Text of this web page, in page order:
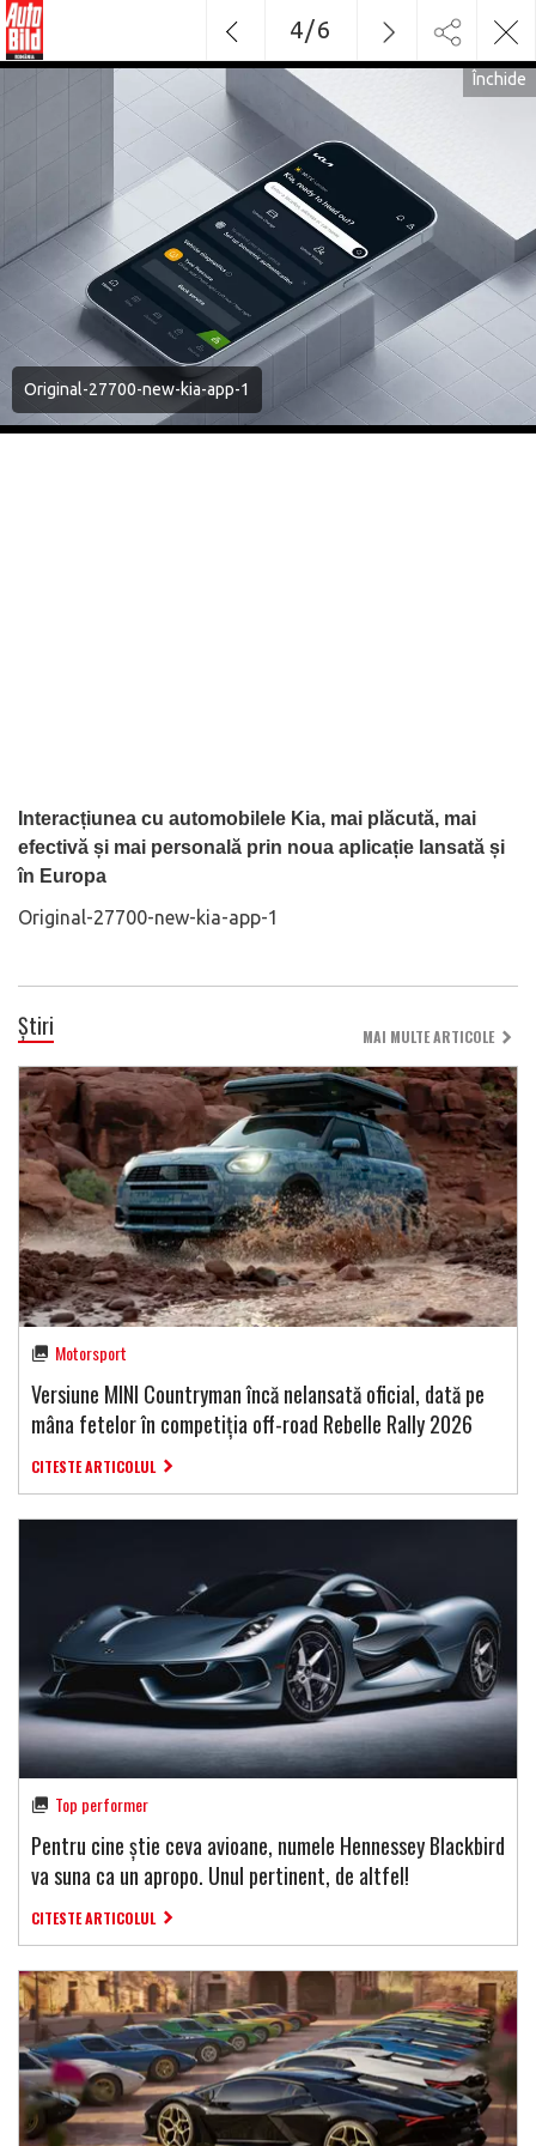
Original-27700-new-kia-app-1
Interacțiunea cu automobilele Kia, mai plăcută, mai
efectivă și mai personală prin noua aplicație lansată și
în Europa
Original-27700-new-kia-app-1
Închide
4/6
Știri MAI MULTE ARTICOLE
Motorsport
Versiune MINI Countryman încă nelansată oficial, dată pe
mâna fetelor în competiția off-road Rebelle Rally 2026
CITESTE ARTICOLUL
Top performer
Pentru cine știe ceva avioane, numele Hennessey Blackbird
va suna ca un apropo. Unul pertinent, de altfel!
CITESTE ARTICOLUL